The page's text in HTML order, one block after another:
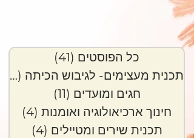
כל הפוסטים (41)
תכנית מעצימים- לגיבוש הכיתה (6)
חגים ומועדים (11)
חינוך ארכיאולוגיה ואומנות (4)
תכנית שירים ומטיילים (4)